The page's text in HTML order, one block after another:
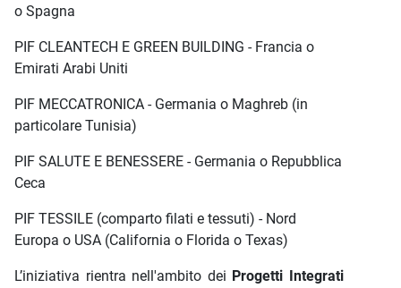
o Spagna
PIF CLEANTECH E GREEN BUILDING - Francia o
Emirati Arabi Uniti
PIF MECCATRONICA - Germania o Maghreb (in
particolare Tunisia)
PIF SALUTE E BENESSERE - Germania o Repubblica
Ceca
PIF TESSILE (comparto filati e tessuti) - Nord
Europa o USA (California o Florida o Texas)
L’iniziativa rientra nell'ambito dei Progetti Integrati